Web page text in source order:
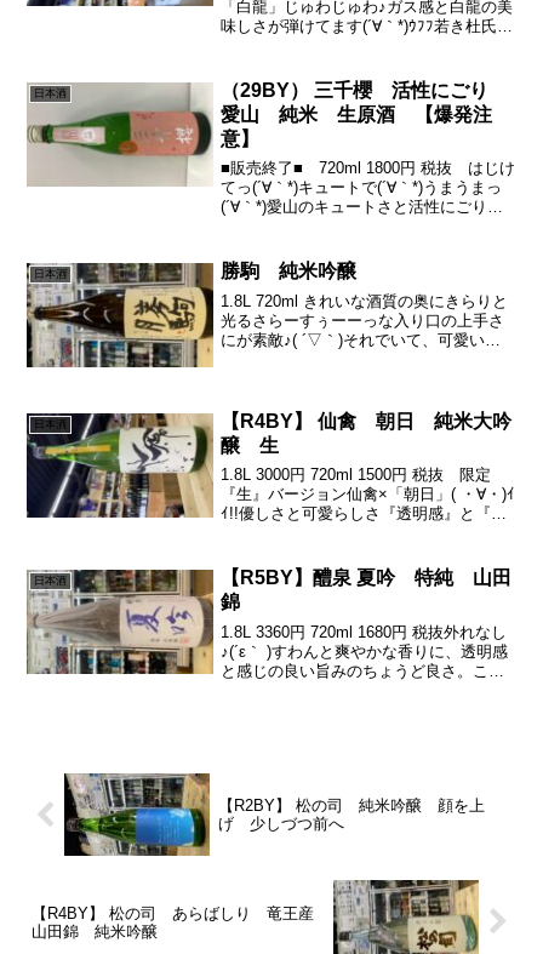
「白龍」じゅわじゅわ♪ガス感と白龍の美
味しさが弾けてます(´∀｀*)ｳﾌﾌ若き杜氏の
たな日本酒の道を登っていけ白龍。若き
力を...
日本酒
（29BY） 三千櫻 活性にごり
愛山 純米 生原酒 【爆発注
意】
■販売終了■ 720ml 1800円 税抜 はじけ
てっ(´∀｀*)キュートで(´∀｀*)うまうまっ
(´∀｀*)愛山のキュートさと活性にごりの
の栓が、また、開ける時のドキ...
日本酒 勝駒 純米吟醸
1.8L 720ml きれいな酒質の奥にきらりと
光るさらーすぅーーっな入り口の上手さ
にが素敵♪( ´▽｀)それでいて、可愛いキ
日本酒
【R4BY】 仙禽 朝日 純米大吟
醸 生
1.8L 3000円 720ml 1500円 税抜 限定
『生』バージョン仙禽×「朝日」( ・∀・)ｲ
ｲ!!優しさと可愛らしさ『透明感』と『甘
者。「仙禽」久々に...
日本酒
【R5BY】醴泉 夏吟 特純 山田
錦
1.8L 3360円 720ml 1680円 税抜外れなし
♪(´ε｀ )すわんと爽やかな香りに、透明感
と感じの良い旨みのちょうど良さ。こう
【R2BY】 松の司 純米吟醸 顔を上
げ 少しづつ前へ
【R4BY】 松の司 あらばしり 竜王産
山田錦 純米吟醸